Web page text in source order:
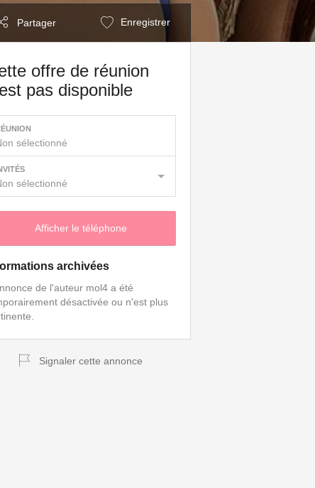
Partager Enregistrer
offre de réunion
pas disponible
sélectionné
sélectionné
Afficher le téléphone
archivées
de l'auteur mol4 a été
désactivée ou n'est plus
Signaler cette annonce